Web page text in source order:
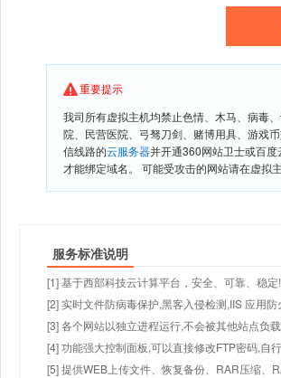
重要提示
我司所有虚拟主机均禁止色情、木马、病毒
院、民营医院、弓驽刀剑、赌博用具、游戏
信线路的云服务器并开通360网站卫士或百度
才能绑定域名。 可能受攻击的网站请在虚拟
服务标准说明
[1] 基于西部科技云计算平台，安全、可靠、稳定
[2] 实时文件防病毒保护,黑客入侵检测,IIS 应用
[3] 各个网站以独立进程运行,不会被其他站点负
[4] 功能强大控制面板,可以直接修改FTP密码,自
[5] 提供WEB上传文件、恢复备份、RAR压缩、